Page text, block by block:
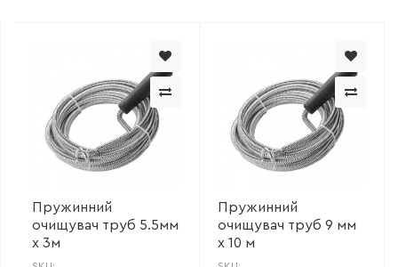
Пружинний
очищувач труб 5.5мм
х 3м
Пружинний
очищувач труб 9 мм
х 10 м